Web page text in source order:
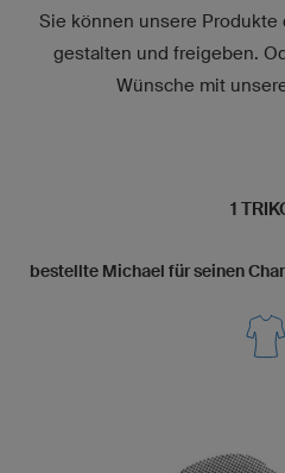
Sie können unsere Produkte
gestalten und freigeben.
Wünsche mit
1
bestellte Michael für seinen